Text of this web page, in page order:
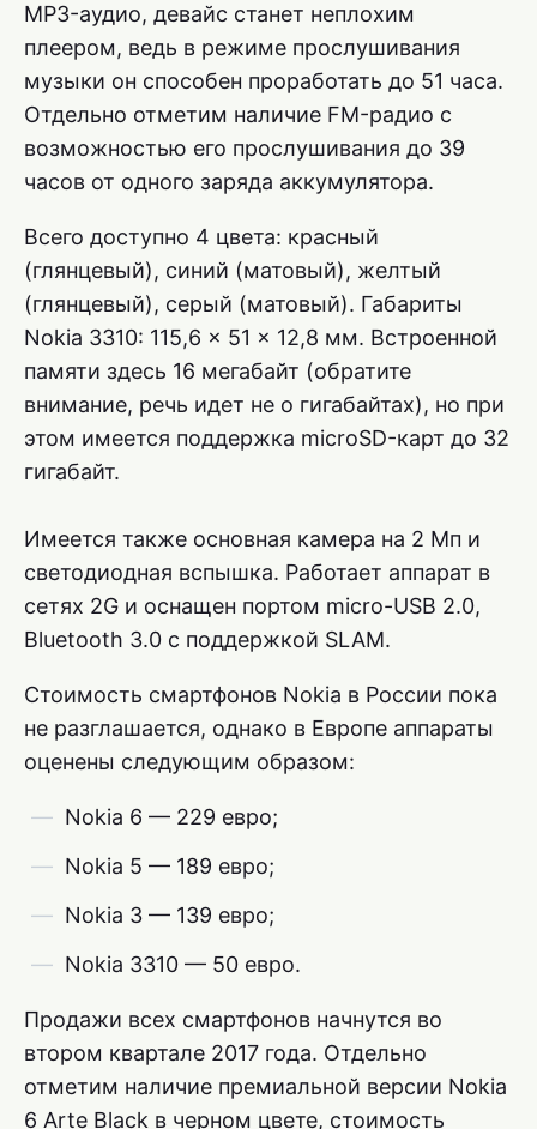
MP3-аудио, девайс станет неплохим
плеером, ведь в режиме прослушивания
музыки он способен проработать до 51 часа.
Отдельно отметим наличие FM-радио с
возможностью его прослушивания до 39
часов от одного заряда аккумулятора.
Всего доступно 4 цвета: красный
(глянцевый), синий (матовый), желтый
(глянцевый), серый (матовый). Габариты
Nokia 3310: 115,6 x 51 x 12,8 мм. Встроенной
памяти здесь 16 мегабайт (обратите
внимание, речь идет не о гигабайтах), но при
этом имеется поддержка microSD-карт до 32
гигабайт.
Имеется также основная камера на 2 Мп и
светодиодная вспышка. Работает аппарат в
сетях 2G и оснащен портом micro-USB 2.0,
Bluetooth 3.0 с поддержкой SLAM.
Стоимость смартфонов Nokia в России пока
не разглашается, однако в Европе аппараты
оценены следующим образом:
Nokia 6 — 229 евро;
Nokia 5 — 189 евро;
Nokia 3 — 139 евро;
Nokia 3310 — 50 евро.
Продажи всех смартфонов начнутся во
втором квартале 2017 года. Отдельно
отметим наличие премиальной версии Nokia
6 Arte Black в черном цвете, стоимость